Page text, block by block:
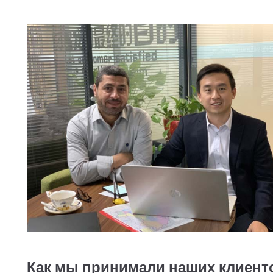
Как мы принимали наших